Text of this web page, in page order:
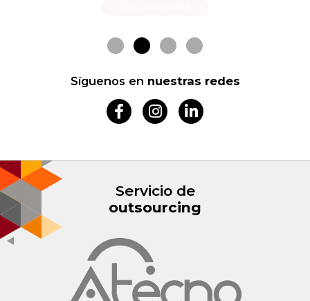
Síguenos en nuestras redes
Servicio de
outsourcing